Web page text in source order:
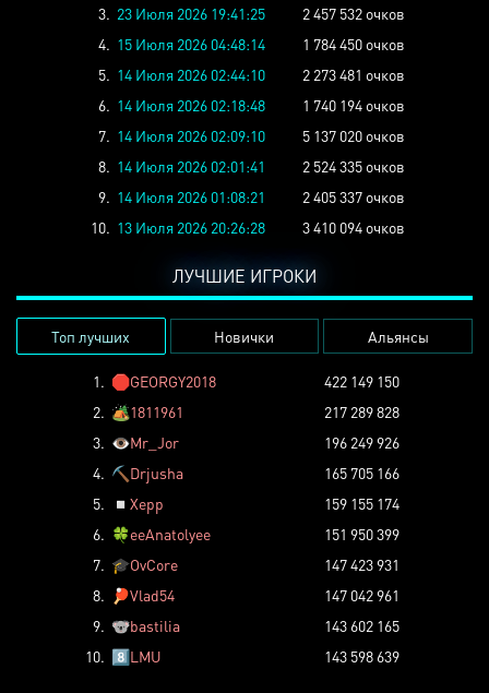
3. 23 Июля 2026 19:41:25
2 457 532 очков
4. 15 Июля 2026 04:48:14
1 784 450 очков
5. 14 Июля 2026 02:44:10
2 273 481 очков
6. 14 Июля 2026 02:18:48
1 740 194 очков
7. 14 Июля 2026 02:09:10
5 137 020 очков
8. 14 Июля 2026 02:01:41
2 524 335 очков
9. 14 Июля 2026 01:08:21
2 405 337 очков
10. 13 Июля 2026 20:26:28 3 410 094 очков
ЛУЧШИЕ ИГРОКИ
Топ лучших Новички Альянсы
1. 🛑GEORGY2018
422 149 150
2. 🏕️1811961
217 289 828
3. 👁️Mr_Jor
196 249 926
4. ⛏️ Drjusha
165 705 166
5.
◽ Xepp
159 155 174
6. 🍀eeAnatolyee
151 950 399
7. 🎓OvCore
147 423 931
8.
🏓Vlad54
147 042 961
9. 🐨bastilia
143 602 165
10. 8️⃣LMU 143 598 639